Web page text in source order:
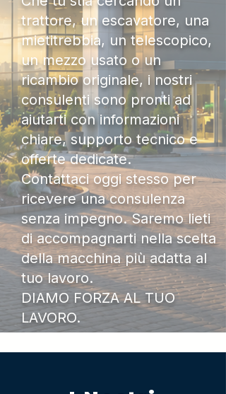
trattore, un escavatore, una
mietitrebbia, un telescopico,
un mezzo usato o un
ricambio originale, i nostri
consulenti sono pronti ad
aiutarti con informazioni
chiare, supporto tecnico e
offerte dedicate.
Contattaci oggi stesso per
ricevere una consulenza
senza impegno. Saremo lieti
di accompagnarti nella scelta
della macchina più adatta al
tuo lavoro.
DIAMO FORZA AL TUO
LAVORO.